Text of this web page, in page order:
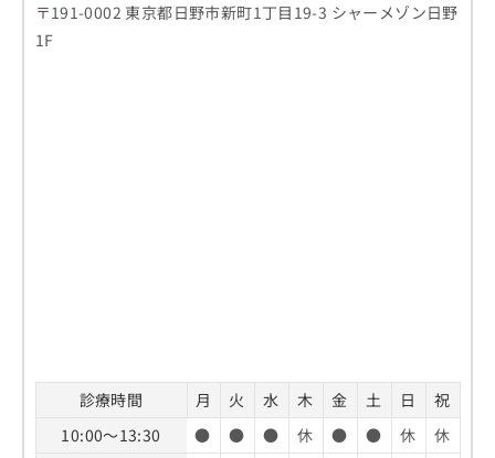
〒191-0002 東京都日野市新町1丁目19-3 シャーメゾン日野
1F
診療時間 月 火 水 木 金 土 日
祝
10:00～13:30
● ● ● 休 ● ● 休
休